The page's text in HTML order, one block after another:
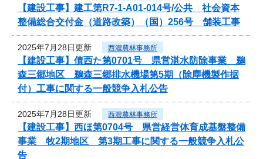
【建設工事】建工第R7-1-A01-014号/公共 社会資本
整備総合交付金（道路改築）（国）256号 舗装工事
2025年7月28日更新 西濃農林事務所
【建設工事】債西た第0701号 県営湛水防除事業 鵜
森三郷地区 鵜森三郷排水機場第5期（除塵機製作据
付）工事に関する一般競争入札公告
2025年7月28日更新 西濃農林事務所
【建設工事】西ほ第0704号 県営経営体育成基盤整備
事業 牧2期地区 第3期工事に関する一般競争入札公
告